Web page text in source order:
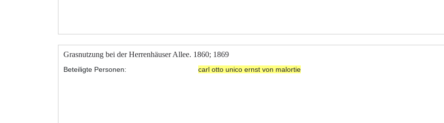
Grasnutzung bei der Herrenhäuser Allee. 1860; 1869
Beteiligte Personen: carl otto unico ernst von malortie